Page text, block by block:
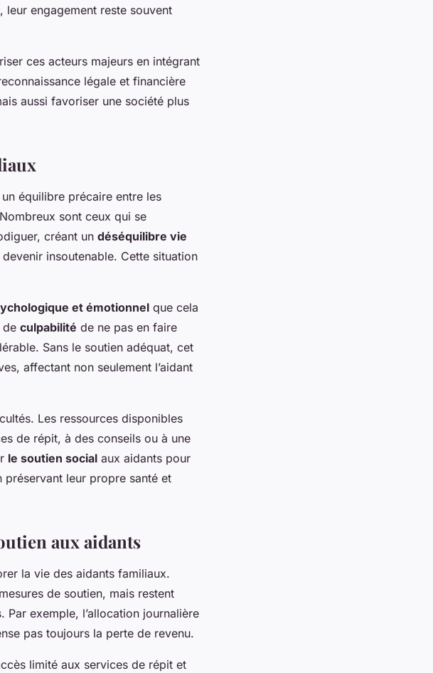
leur engagement reste souvent
ces acteurs majeurs en intégrant
légale et financière
aussi favoriser une société plus
équilibre précaire entre les
sont ceux qui se
créant un déséquilibre vie
insoutenable. Cette situation
et émotionnel que cela
de culpabilité de ne pas en faire
Sans le soutien adéquat, cet
affectant non seulement l’aidant
Les ressources disponibles
de répit, à des conseils ou à une
le soutien social aux aidants pour
préservant leur propre santé et
aux aidants
la vie des aidants familiaux.
de soutien, mais restent
exemple, l’allocation journalière
pas toujours la perte de revenu.
limité aux services de répit et